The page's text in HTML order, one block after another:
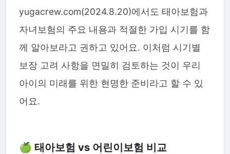
yugacrew.com(2024.8.20)에서도 태아보험과
자녀보험의 주요 내용과 적절한 가입 시기를 함
께 알아보라고 권하고 있어요. 이처럼 시기별
보장 고려 사항을 면밀히 검토하는 것이 우리
아이의 미래를 위한 현명한 준비라고 할 수 있
어요.
🍏 태아보험 vs 어린이보험 비교